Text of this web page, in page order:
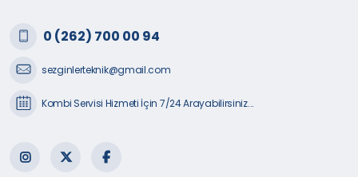
0 (262) 700 00 94
sezginlerteknik@gmail.com
Kombi Servisi Hizmeti İçin 7/24 Arayabilirsiniz...